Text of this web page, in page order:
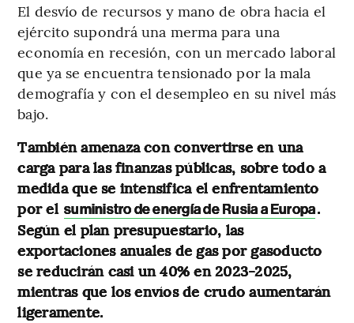
El desvío de recursos y mano de obra hacia el
ejército supondrá una merma para una
economía en recesión, con un mercado laboral
que ya se encuentra tensionado por la mala
demografía y con el desempleo en su nivel más
bajo.
También amenaza con convertirse en una
carga para las finanzas públicas, sobre todo a
medida que se intensifica el enfrentamiento
por el suministro de energía de Rusia a Europa.
Según el plan presupuestario, las
exportaciones anuales de gas por gasoducto
se reducirán casi un 40% en 2023-2025,
mientras que los envíos de crudo aumentarán
ligeramente.